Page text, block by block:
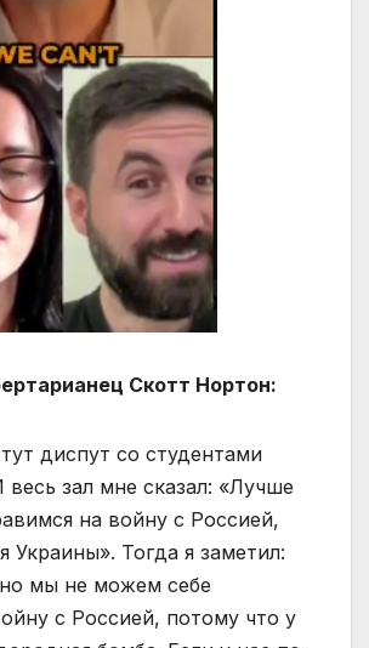
Скотт Нортон:
диспут со студентами
зал мне сказал: «Лучше
на войну с Россией,
Украины». Тогда я заметил:
мы не можем себе
с Россией, потому что у